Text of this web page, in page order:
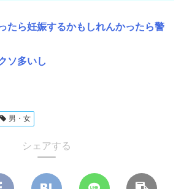
たら妊娠するかもしれんかったら警
ソ多いし
男・女
シェアする